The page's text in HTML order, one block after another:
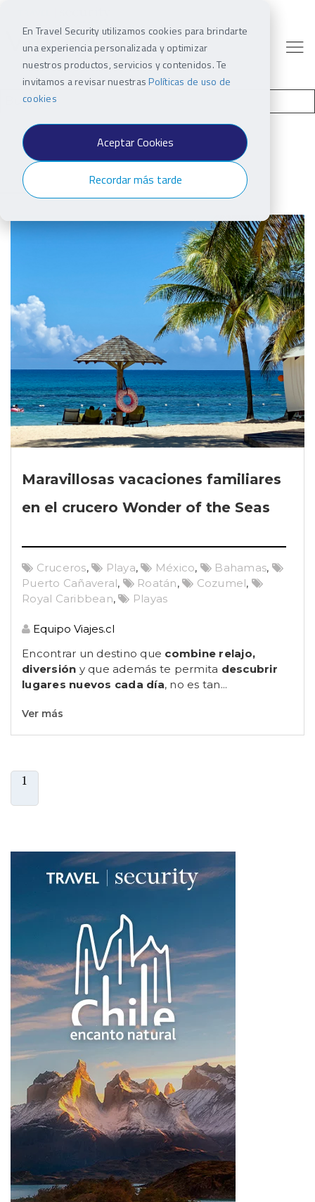
En Travel Security utilizamos cookies para brindarte
una experiencia personalizada y optimizar
nuestros productos, servicios y contenidos. Te
invitamos a revisar nuestrasPolíticas de uso de
cookies
Aceptar Cookies
Recordar más tarde
Maravillosas vacaciones familiares
en el crucero Wonder of the Seas
Cruceros, Playa, México, Bahamas,
Puerto Cañaveral, Roatán, Cozumel,
Royal Caribbean, Playas
Equipo Viajes.cl
Encontrar un destino que combine relajo,
diversión y que además te permita descubrir
lugares nuevos cada día, no es tan...
Ver más
1